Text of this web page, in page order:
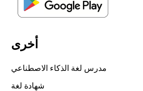
أخرى
مدرس لغة الذكاء الاصطناعي
شهادة لغة